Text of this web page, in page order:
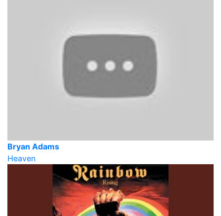
Bryan Adams
Heaven